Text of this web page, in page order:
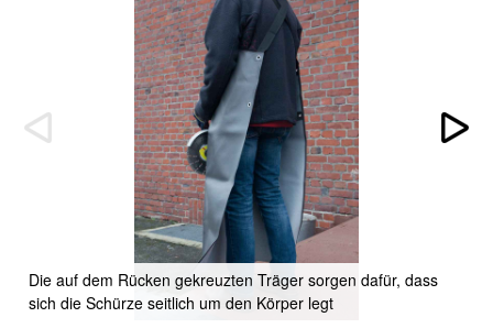
Die auf dem Rücken gekreuzten Träger sorgen dafür, dass
sich die Schürze seitlich um den Körper legt